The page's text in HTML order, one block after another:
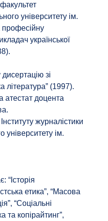
університету ім.
української
зі
література” (1997).
атестат доцента
журналістики
університету ім.
“Історія
етика”, “Масова
“Соціальні
та копірайтинг”,